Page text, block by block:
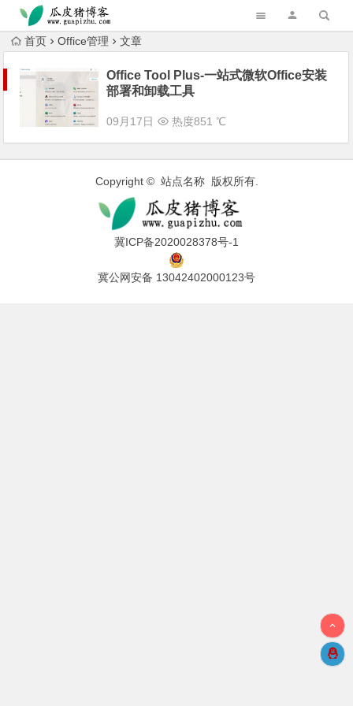
跳转到主内容
首页 Office管理 文章
Office Tool Plus-一站式微软Office安装
部署和卸载工具
09月17日 热度851 ℃
Copyright © 站点名称 版权所有.
冀ICP备2020028378号-1
冀公网安备 13042402000123号